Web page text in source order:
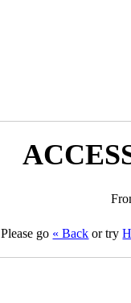
Please go « Back or try